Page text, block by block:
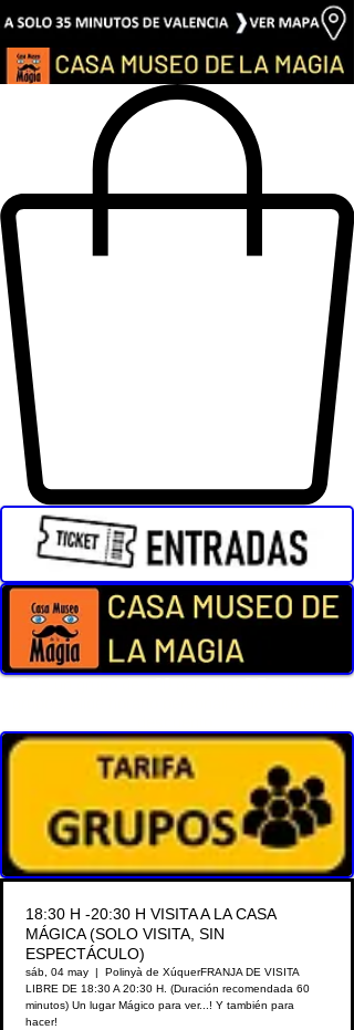
18:30 H -20:30 H VISITA A LA CASA
MÁGICA (SOLO VISITA, SIN
ESPECTÁCULO)
sáb, 04 may
  |
Polinyà de XúquerFRANJA DE VISITA
LIBRE DE 18:30 A 20:30 H. (Duración recomendada 60
minutos) Un lugar Mágico para ver...! Y también para
hacer!